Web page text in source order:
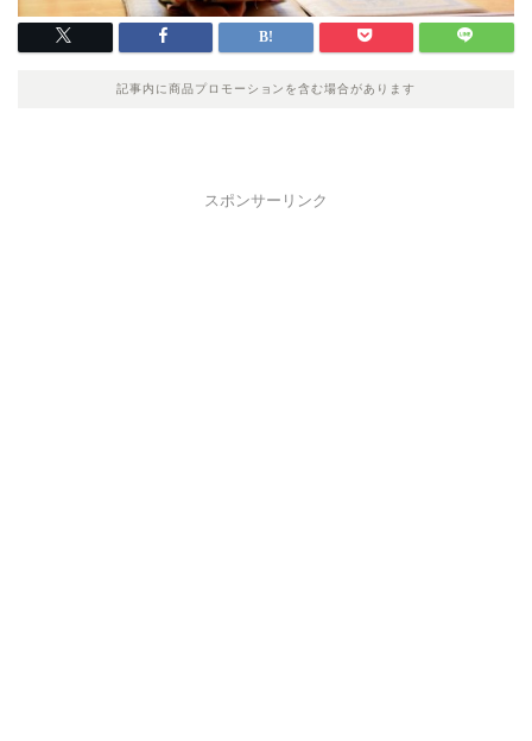
記事内に商品プロモーションを含む場合があります
スポンサーリンク